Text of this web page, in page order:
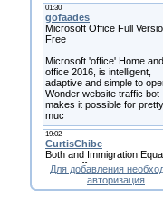
Для добавления
авторизация